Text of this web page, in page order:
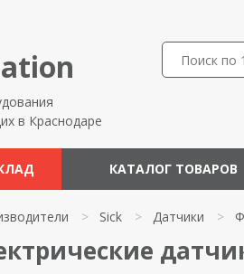
в Краснодаре
КАТАЛОГ ТОВАРОВ
> Sick > Датчики >